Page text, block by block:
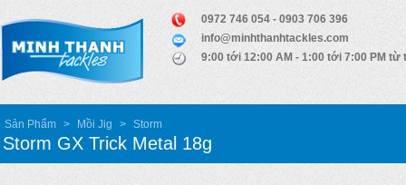
0972 746 054 - 0903 706 396
info@minhthanhtackles.com
9:00 tới 12:00 AM - 1:00 tới 7:00 PM từ
Sản Phẩm > Mồi Jig > Storm
Storm GX Trick Metal 18g